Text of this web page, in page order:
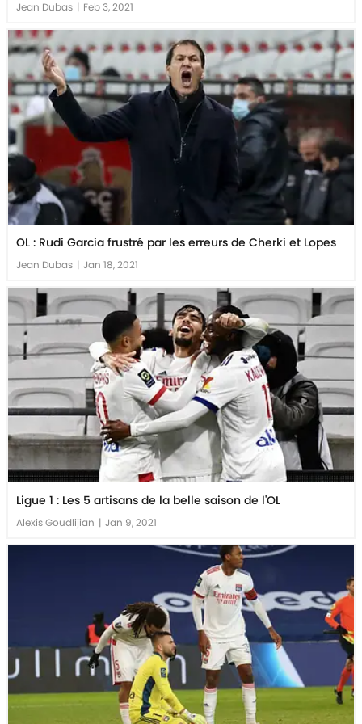
Jean Dubas | Feb 3, 2021
OL : Rudi Garcia frustré par les erreurs de Cherki et Lopes
Jean Dubas | Jan 18, 2021
Ligue 1 : Les 5 artisans de la belle saison de l'OL
Alexis Goudlijian | Jan 9, 2021